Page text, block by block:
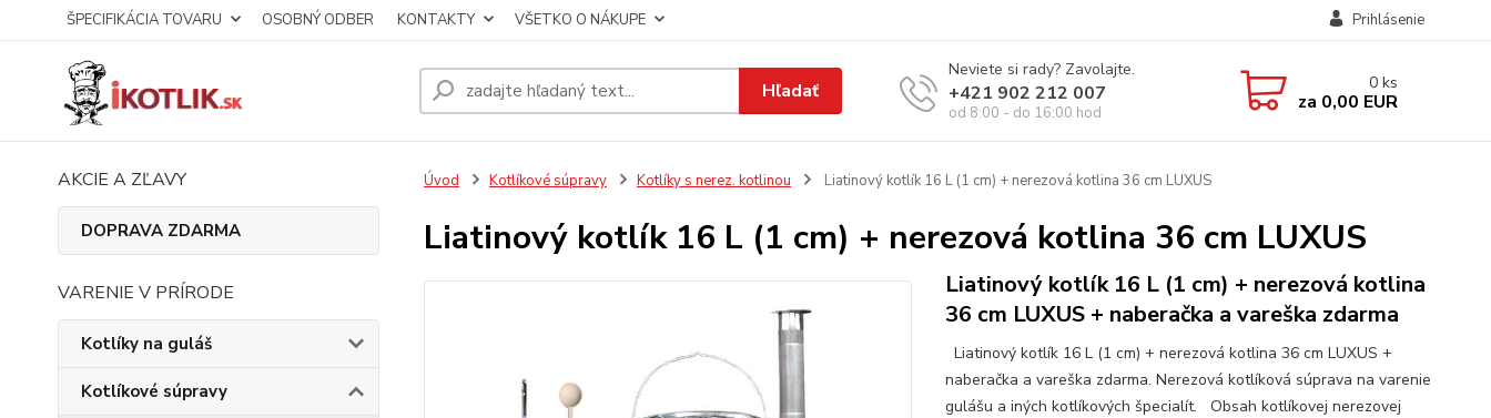
ŠPECIFIKÁCIA TOVARU OSOBNÝ ODBER KONTAKTY VŠETKO O NÁKUPE Prihlásenie
Hľadať
Neviete si rady? Zavolajte.
+421 902 212 007
od 8:00 - do 16:00 hod
0 ks
za 0,00 EUR
AKCIE A ZĽAVY
DOPRAVA ZDARMA
VARENIE V PRÍRODE
Kotlíky na guláš
Kotlíkové súpravy
Úvod Kotlíkové súpravy Kotlíky s nerez. kotlinou Liatinový kotlík 16 L (1 cm) + nerezová kotlina 36 cm LUXUS
Liatinový kotlík 16 L (1 cm) + nerezová kotlina 36 cm LUXUS
Liatinový kotlík 16 L (1 cm) + nerezová kotlina
36 cm LUXUS + naberačka a vareška zdarma
Liatinový kotlík 16 L (1 cm) + nerezová kotlina 36 cm LUXUS +
naberačka a vareška zdarma. Nerezová kotlíková súprava na varenie
gulášu a iných kotlíkových špecialít. Obsah kotlíkovej nerezovej